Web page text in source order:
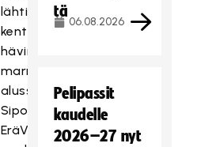
lähti
kentältä
hävinneenä
marraskuun
alussa
Sipoossa.
EräViikingit
tä
06.08.2026
Pelipassit
kaudelle
2026–27 nyt